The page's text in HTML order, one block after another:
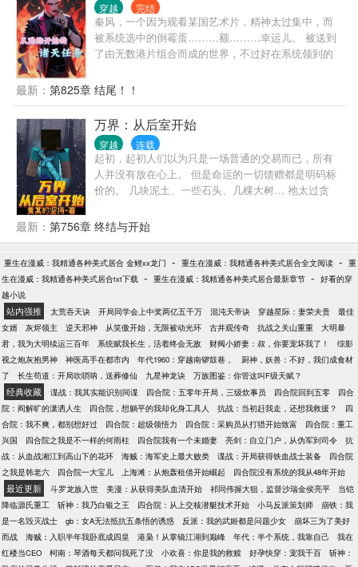
穿越 完结
秦风，一个因为观看某国艺术片，精神太过集中，而
被系统选中的倒霉蛋………额………幸运儿。 被送到
了由无数港片组合而成的世界，不过好在系统领到的
了完成系统任务，他主动成为马军（杀破狼男主角）
的线人，他靠着脑海里残存的剧情记忆，他征服一个
个挡在前方的敌人，终于站在了港岛之巅。 港岛乱不
乱，疯哥说的算。
最新： 第825章 结尾！！
万界：从后室开始
穿越 连载
起初，起初人们以为只是一场普通的交易而已，所有
人并没有放在心上。 但是命运的一切馈赠都是明码标
价的。 几块泥土、一些石头、几棵大树… 祂太过贪
最新： 第756章 终结与开始
重生在漫威：我精通各种美式居合 金鲤xx龙门 - 重生在漫威：我精通各种美式居合全文阅读 - 重
生在漫威：我精通各种美式居合txt下载 - 重生在漫威：我精通各种美式居合最新章节 - 好看的穿
越小说
站内强推 太荒吞天诀 开局同学会上中奖两亿五千万 混沌天帝诀 穿越星际：妻荣夫贵
最佳
女婿
灰烬领主 逆天邪神 从笑傲开始，无限被动光环 古井观传奇 抗战之关山重重
大明暴
君，我为大明续运三百年
系统赋我长生，活着终会无敌 财阀小娇妻：叔，你要宠坏我了！
综影
视之炮灰抱男神
神医高手在都市内 年代1960：穿越南锣鼓巷，
厨神，妖兽：不好，我们成食材
了
长生苟道：开局吹唢呐，送葬修仙 九星神龙诀 万族图鉴：你管这叫F级天赋？
经典收藏 谍战：我其实能识别间谍 四合院：五零年开局，三级炊事员 四合院回到五零
四合
院：阎解旷的潇洒人生
四合院，想躺平的我却化身工具人 抗战：当初赶我走，还想我救援？
四
合院：我不爽，都别想好过
四合院：超级领悟力 四合院：采购员从打猎开始致富
四合院：重工
兴国
四合院之我是不一样的何雨柱 四合院我有一个未婚妻 亮剑：自立门户，从伪军到司令
抗
战：从血战湘江到高山下的花环
海贼：海军史上最大败类 谍战：开局获得铁血战士装备
四合院
之我是韩老六
四合院一大宝儿 上海滩：从炮轰租借开始崛起 四合院没有系统的我从48年开始
最近更新 斗罗龙族入世 美漫：从获得美队血清开始 祁同伟握大狙，监督沙瑞金侯亮平
当铠
降临源氏重工
斩神：我乃白银之王 四合院：从上交核潜艇技术开始 小马反派策划师
崩铁：我
是一名毁灭战士
gb：女A无法抵抗五条悟的诱惑 反派：我的武姬都是问题少女
崩坏三为了美好
而战
海贼：入职半年我卧底成四皇 港枭！从掌镜江湖到巅峰 年代：半个系统，我靠自己
我在
红楼当CEO
柯南：琴酒每天都问我死了没 小欢喜：你是我的救赎 好孕快穿：宠我千百
斩神：